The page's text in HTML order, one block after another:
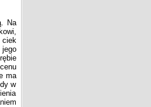
Na
ciek
ma
w